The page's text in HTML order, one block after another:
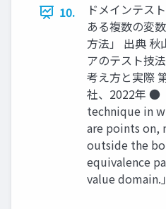
10.
ドメインテス
ある複数の変
方法」 出典 秋
アのテスト技
考え方と実際
社、2022年 ●
technique in
are points on,
outside the
equivalence
value domain.